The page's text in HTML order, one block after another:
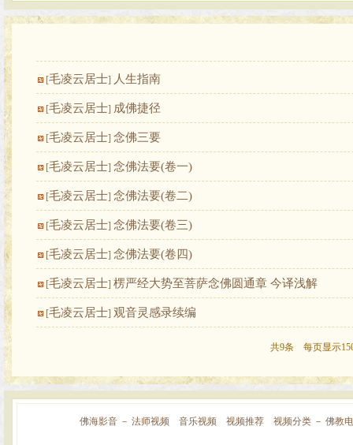
[毛凌云居士] 人生指南
[毛凌云居士] 成佛捷径
[毛凌云居士] 念佛三要
[毛凌云居士] 念佛法要(卷一)
[毛凌云居士] 念佛法要(卷二)
[毛凌云居士] 念佛法要(卷三)
[毛凌云居士] 念佛法要(卷四)
[毛凌云居士] 楞严经大势至菩萨念佛圆通章 今译浅解
[毛凌云居士] 观音灵感录续编
共9条 每页显示
佛海影音 － 法师视频 音乐视频 视频推荐 视频分类 － 佛教